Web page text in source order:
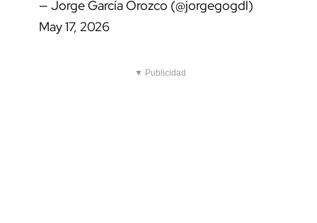
— Jorge García Orozco (@jorgegogdl)
May 17, 2026
▼ Publicidad